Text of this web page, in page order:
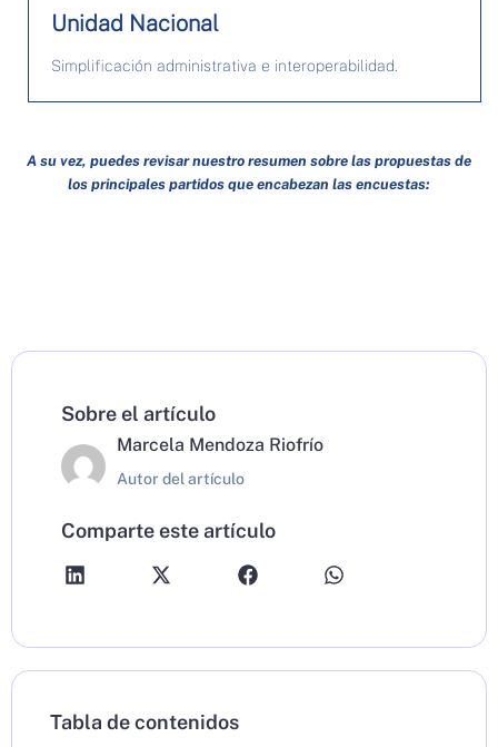
Unidad Nacional
Simplificación administrativa e interoperabilidad.
A su vez, puedes revisar nuestro resumen sobre las propuestas de
los principales partidos que encabezan las encuestas:
Sobre el artículo
Marcela Mendoza Riofrío
Autor del artículo
Comparte este artículo
Tabla de contenidos